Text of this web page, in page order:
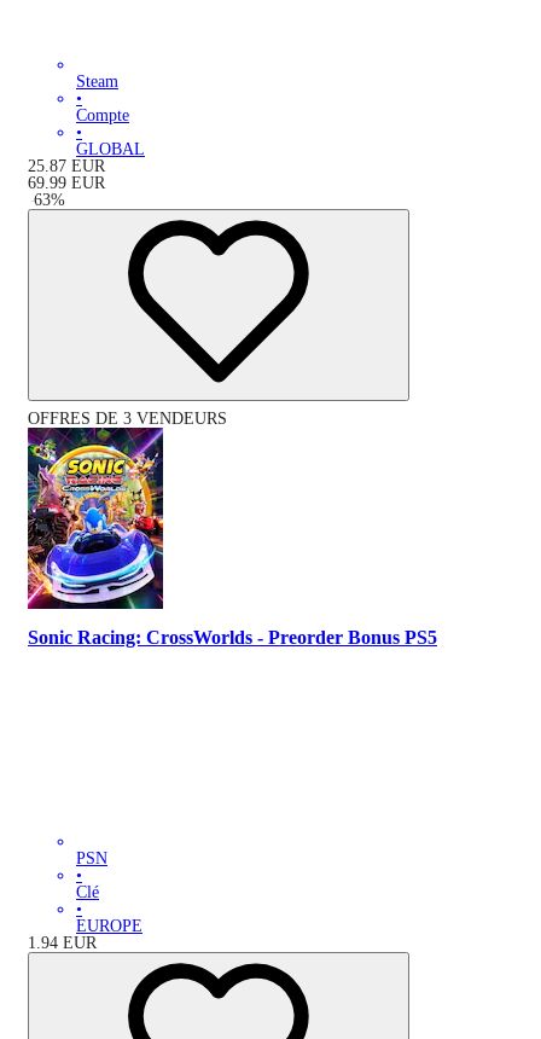
Steam
•
Compte
•
GLOBAL
25.87 EUR
69.99 EUR
-63%
OFFRES DE 3 VENDEURS
Sonic Racing: CrossWorlds - Preorder Bonus PS5
PSN
•
Clé
•
EUROPE
1.94 EUR